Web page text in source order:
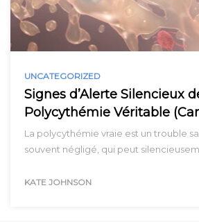
UNCATEGORIZED
Signes d’Alerte Silencieux
Polycythémie Véritable
La polycythémie vraie est un trouble
souvent négligé, qui peut
KATE JOHNSON